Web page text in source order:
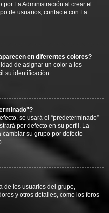
La Administración al crear el
de usuarios, contacte con La
en diferentes colores?
de asignar un color a los
su identificación.
se usará el “predeterminado”
por defecto en su perfil. La
su grupo por defecto
de los usuarios del grupo,
y otros detalles, como los foros